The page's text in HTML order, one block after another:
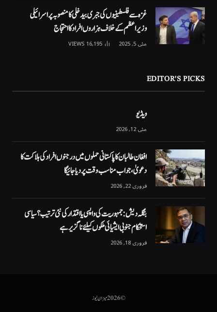
غزہ سے فلسطینیوں کی جبری بیدخلی کا منصوبہ پر اسرائیلی
وزیراعظم کے خلاف ہزاروں افراد کا احتجاج
مئی 5, 2025 16,195
VIEWS
EDITOR'S PICKS
ویڈیو
مئی 12, 2026
افغان طالبان کا پاکستانی حملوں میں درجنوں افراد کی ہلاکت کا
دعویٰ، جواب مناسب وقت پر دیا جائیگا
فروری 22, 2026
بنگلہ دیش: جمہوریت کی واپسی یا اقتدار کی نئی ترتیب؟ سیاسی
استحکام جنوبی ایشیائی ملکوں کیلئے ناگزیر ہے
فروری 18, 2026
© 2026 میزان نیوز